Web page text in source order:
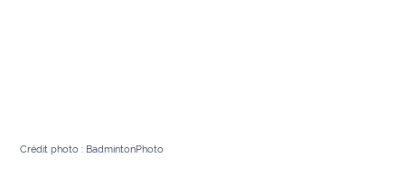
Crédit photo : BadmintonPhoto